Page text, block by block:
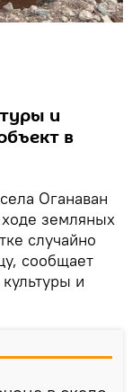
и
в
Оганаван
земляных
случайно
сообщает
и